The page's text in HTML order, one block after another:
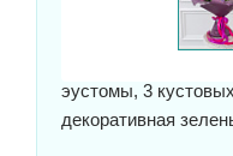
4
ваксфлауэр, 5
эустомы, 3
декоративная